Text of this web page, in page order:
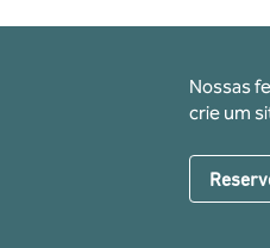
Nossas
crie um